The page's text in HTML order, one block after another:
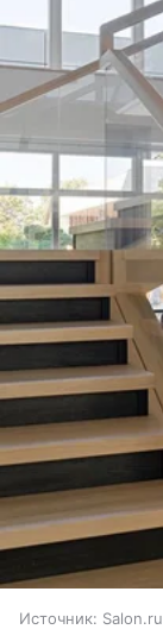
Источник: Salon.ru